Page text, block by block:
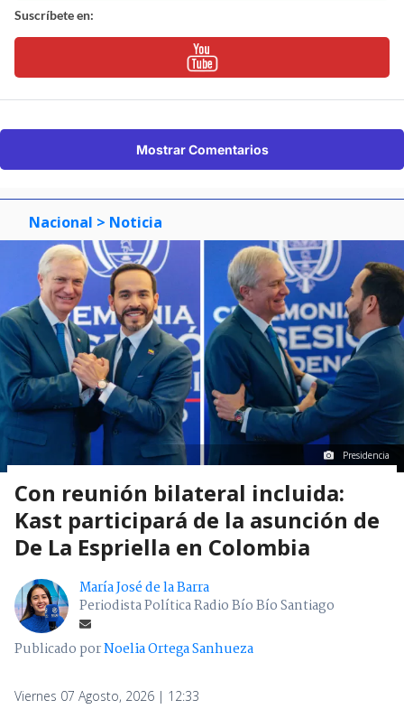
Suscríbete en:
Mostrar Comentarios
Nacional > Noticia
Presidencia
Con reunión bilateral incluida:
Kast participará de la asunción de
De La Espriella en Colombia
María José de la Barra
Periodista Política Radio Bío Bío Santiago
Publicado porNoelia Ortega Sanhueza
Viernes 07 Agosto, 2026 | 12:33